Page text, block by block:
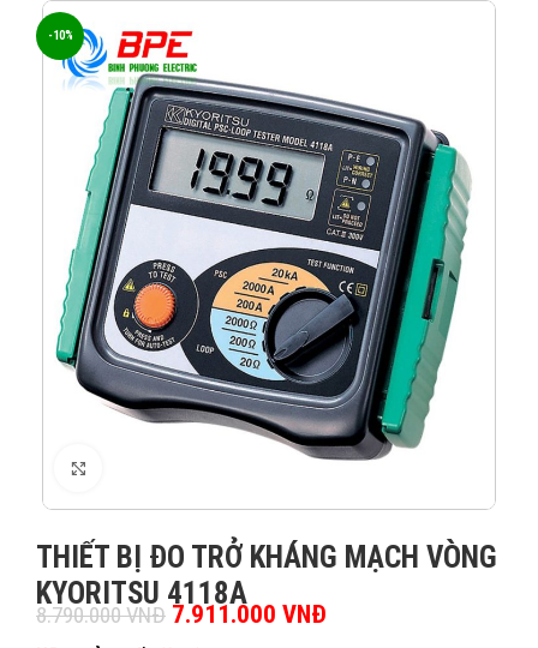
-10%
THIẾT BỊ ĐO TRỞ KHÁNG MẠCH VÒNG
KYORITSU 4118A
8.790.000VNĐ Giá gốc là: 8.790.000 VNĐ.
7.911.000 VNĐ